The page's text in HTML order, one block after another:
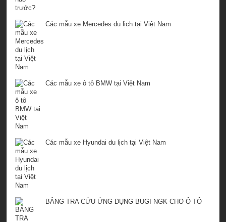
Các mẫu xe Mercedes du lịch tại Việt Nam
Các mẫu xe ô tô BMW tại Việt Nam
Các mẫu xe Hyundai du lịch tại Việt Nam
BẢNG TRA CỨU ỨNG DỤNG BUGI NGK CHO Ô TÔ